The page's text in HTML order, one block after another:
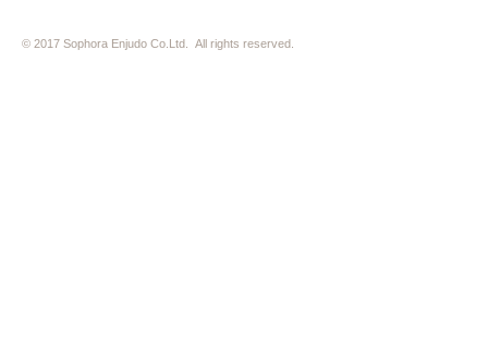
© 2017 Sophora Enjudo Co.Ltd. All rights reserved.